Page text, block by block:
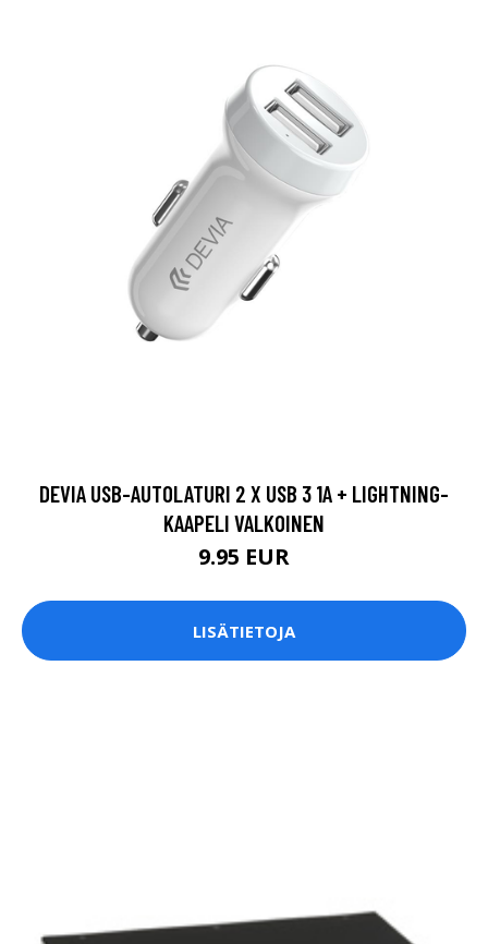
DEVIA USB-AUTOLATURI 2 X USB 3 1A + LIGHTNING-
KAAPELI VALKOINEN
9.95 EUR
LISÄTIETOJA